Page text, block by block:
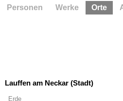
Lauffen am Neckar (Stadt)
Erde
Personen Werke Orte